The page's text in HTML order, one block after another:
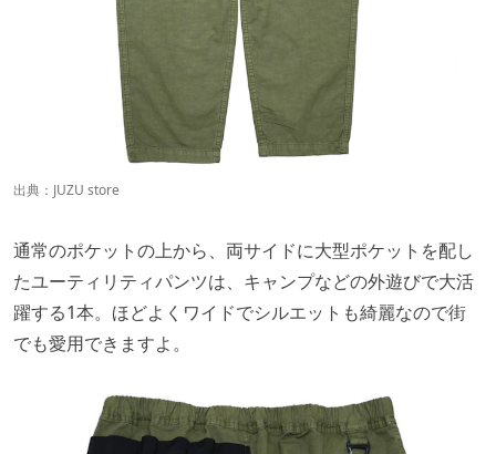
出典： JUZU store
通常のポケットの上から、両サイドに大型ポケットを配し
たユーティリティパンツは、キャンプなどの外遊びで大活
躍する1本。ほどよくワイドでシルエットも綺麗なので街
でも愛用できますよ。